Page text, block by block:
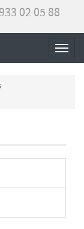
933 02 05 88